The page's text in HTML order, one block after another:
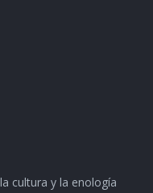
cultura y la enología